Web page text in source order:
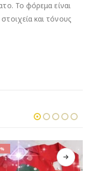
Το φόρεμα είναι
και τόνους